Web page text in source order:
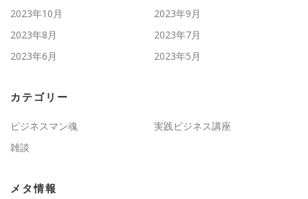
2023年10月
2023年9月
2023年8月
2023年7月
2023年6月
2023年5月
カテゴリー
ビジネスマン魂
実践ビジネス講座
雑談
メタ情報